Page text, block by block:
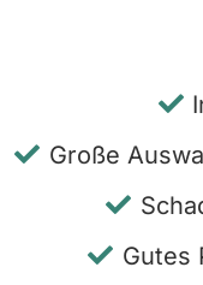
Große
Gutes